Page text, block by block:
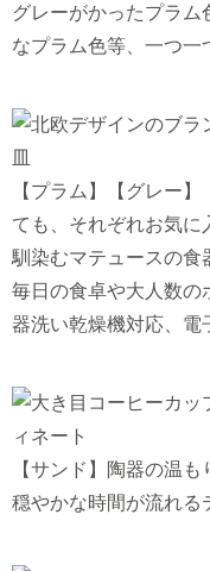
グレーがかったプラム
なプラム色等、一つ一
【プラム】【グレー
ても、それぞれお気
馴染むマテュースの食
毎日の食卓や大人数の
器洗い乾燥機対応、電
【サンド】陶器の温
穏やかな時間が流れる